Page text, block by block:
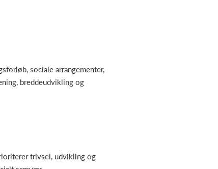
sociale arrangementer,
breddeudvikling og
trivsel, udvikling og